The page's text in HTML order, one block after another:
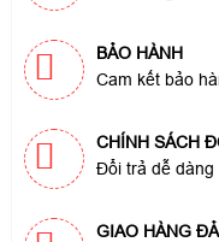
BẢO HÀNH
Cam kết bảo
CHÍNH SÁCH
Đổi trả dễ dàng
GIAO HÀNG